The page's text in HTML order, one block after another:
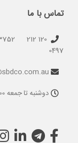
تماس با ما
120 212
0497
دوشنبه تا جمعه 9:00-17:00